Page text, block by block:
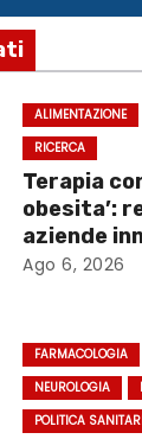
ALIMENTAZIONE
RICERCA
Terapia
obesita’:
aziende
Ago 6, 2026
FARMACOLOGIA
NEUROLOGIA
POLITICA